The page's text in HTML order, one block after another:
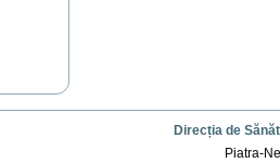
Direcția de
Piatra-